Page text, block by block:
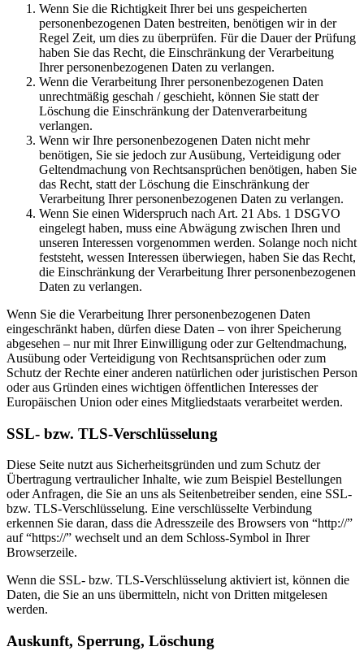
Wenn Sie die Richtigkeit Ihrer bei uns gespeicherten
personenbezogenen Daten bestreiten, benötigen wir in der
Regel Zeit, um dies zu überprüfen. Für die Dauer der Prüfung
haben Sie das Recht, die Einschränkung der Verarbeitung
Ihrer personenbezogenen Daten zu verlangen.
Wenn die Verarbeitung Ihrer personenbezogenen Daten
unrechtmäßig geschah / geschieht, können Sie statt der
Löschung die Einschränkung der Datenverarbeitung
verlangen.
Wenn wir Ihre personenbezogenen Daten nicht mehr
benötigen, Sie sie jedoch zur Ausübung, Verteidigung oder
Geltendmachung von Rechtsansprüchen benötigen, haben Sie
das Recht, statt der Löschung die Einschränkung der
Verarbeitung Ihrer personenbezogenen Daten zu verlangen.
Wenn Sie einen Widerspruch nach Art. 21 Abs. 1 DSGVO
eingelegt haben, muss eine Abwägung zwischen Ihren und
unseren Interessen vorgenommen werden. Solange noch nicht
feststeht, wessen Interessen überwiegen, haben Sie das Recht,
die Einschränkung der Verarbeitung Ihrer personenbezogenen
Daten zu verlangen.
Wenn Sie die Verarbeitung Ihrer personenbezogenen Daten
eingeschränkt haben, dürfen diese Daten – von ihrer Speicherung
abgesehen – nur mit Ihrer Einwilligung oder zur Geltendmachung,
Ausübung oder Verteidigung von Rechtsansprüchen oder zum
Schutz der Rechte einer anderen natürlichen oder juristischen Person
oder aus Gründen eines wichtigen öffentlichen Interesses der
Europäischen Union oder eines Mitgliedstaats verarbeitet werden.
SSL- bzw. TLS-Verschlüsselung
Diese Seite nutzt aus Sicherheitsgründen und zum Schutz der
Übertragung vertraulicher Inhalte, wie zum Beispiel Bestellungen
oder Anfragen, die Sie an uns als Seitenbetreiber senden, eine SSL-
bzw. TLS-Verschlüsselung. Eine verschlüsselte Verbindung
erkennen Sie daran, dass die Adresszeile des Browsers von “http://”
auf “https://” wechselt und an dem Schloss-Symbol in Ihrer
Browserzeile.
Wenn die SSL- bzw. TLS-Verschlüsselung aktiviert ist, können die
Daten, die Sie an uns übermitteln, nicht von Dritten mitgelesen
werden.
Auskunft, Sperrung, Löschung